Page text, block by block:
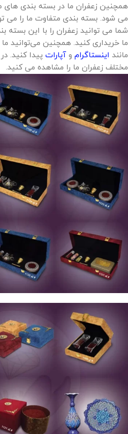
همچنین زعفران ما در بسته بندی
می شود. بسته بندی متفاوت ما را می
شما می توانید زعفران را با این بسته
ما خریداری کنید. همچنین می‌توانید
مانند اینستاگرام و آپارات پیدا کنید.
مختلف زعفران ما را مشاهده می کنید.